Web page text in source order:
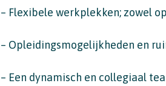
– Flexibele werkplekken; zowel
– Opleidingsmogelijkheden en
– Een dynamisch en collegiaal